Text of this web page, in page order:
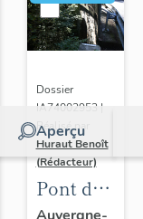
Aperçu
Dossier
IA74002953 |
Réalisé par
Huraut Benoît
(Rédacteur)
Pont de
la
Auvergne-